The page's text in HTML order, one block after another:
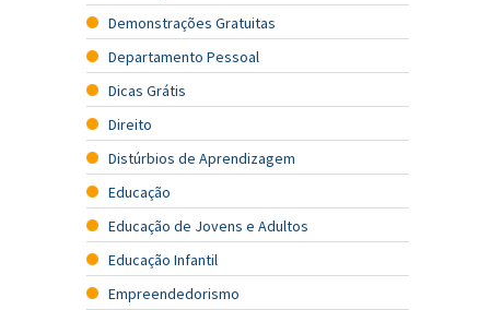
Demonstrações Gratuitas
Departamento Pessoal
Dicas Grátis
Direito
Distúrbios de Aprendizagem
Educação
Educação de Jovens e Adultos
Educação Infantil
Empreendedorismo